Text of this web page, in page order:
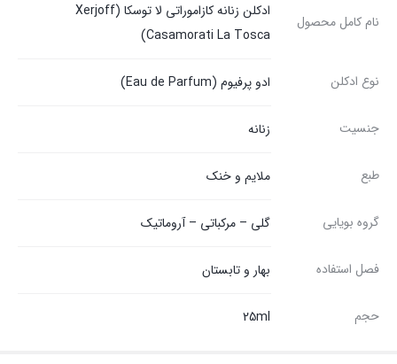
نام کامل محصول
ادکلن زنانه کازاموراتی لا توسکا (Xerjoff
Casamorati La Tosca)
نوع ادکلن ادو پرفیوم (Eau de Parfum)
جنسیت زنانه
طبع ملایم و خنک
گروه بویایی گلی – مرکباتی – آروماتیک
فصل استفاده بهار و تابستان
حجم 25ml